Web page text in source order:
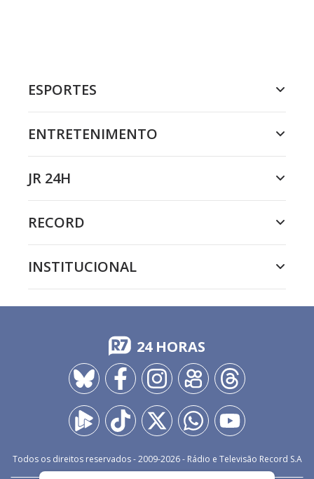
ESPORTES
ENTRETENIMENTO
JR 24H
RECORD
INSTITUCIONAL
24 HORAS
Todos os direitos reservados - 2009-2026- Rádio e Televisão Record S.A